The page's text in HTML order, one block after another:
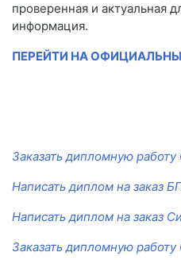
проверенная и актуальная
информация.
ПЕРЕЙТИ НА
Заказать дипломную работу
Написать диплом на заказ
Написать диплом на заказ
Заказать дипломную